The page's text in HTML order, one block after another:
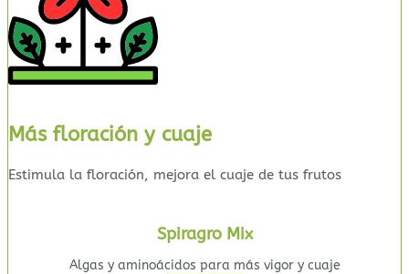
Más floración y cuaje
Estimula la floración, mejora el cuaje de tus frutos
Spiragro Mix
Algas y aminoácidos para más vigor y cuaje